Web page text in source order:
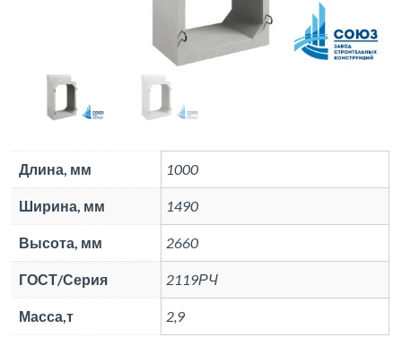
Длина, мм 1000
Ширина, мм 1490
Высота, мм 2660
ГОСТ/Серия 2119РЧ
Масса,т 2,9